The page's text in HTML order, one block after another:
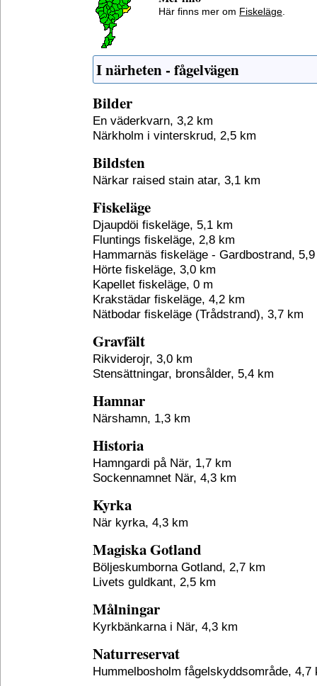
Här finns mer om Fiskeläge.
I närheten - fågelvägen
Bilder
En väderkvarn, 3,2 km
Närkholm i vinterskrud, 2,5 km
Bildsten
Närkar raised stain atar, 3,1 km
Fiskeläge
Djaupdöi fiskeläge, 5,1 km
Fluntings fiskeläge, 2,8 km
Hammarnäs fiskeläge - Gardbostrand,
Hörte fiskeläge, 3,0 km
Kapellet fiskeläge, 0 m
Krakstädar fiskeläge, 4,2 km
Nätbodar fiskeläge (Trådstrand), 3,7 km
Gravfält
Rikviderojr, 3,0 km
Stensättningar, bronsålder, 5,4 km
Hamnar
Närshamn, 1,3 km
Historia
Hamngardi på När, 1,7 km
Sockennamnet När, 4,3 km
Kyrka
När kyrka, 4,3 km
Magiska Gotland
Böljeskumborna Gotland, 2,7 km
Livets guldkant, 2,5 km
Målningar
Kyrkbänkarna i När, 4,3 km
Naturreservat
Hummelbosholm fågelskyddsområde, 4,7